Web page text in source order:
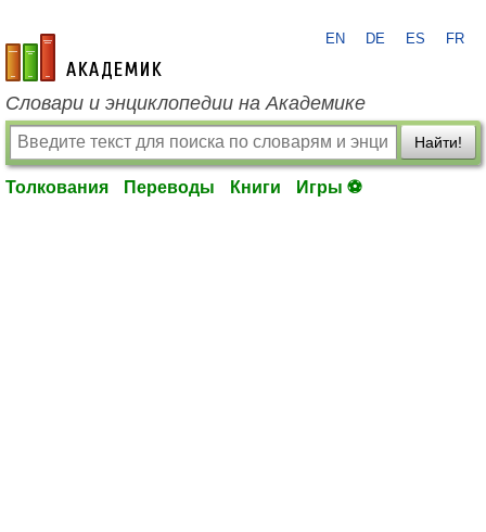
academic.ru
EN DE ES FR
Словари и энциклопедии на Академике
Найти!
Толкования Переводы Книги Игры ⚽